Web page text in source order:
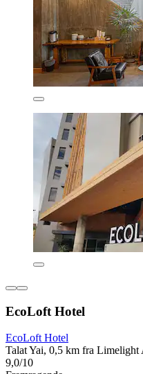
EcoLoft Hotel
EcoLoft Hotel
Talat Yai, 0,5 km fra Limelight
9,0/10